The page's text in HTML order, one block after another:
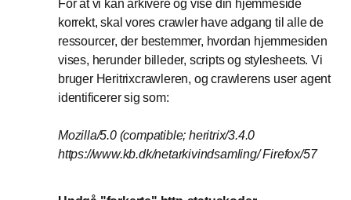
For at vi kan arkivere og vise din hjemmeside
korrekt, skal vores crawler have adgang til alle de
ressourcer, der bestemmer, hvordan hjemmesiden
vises, herunder billeder, scripts og stylesheets. Vi
bruger Heritrixcrawleren, og crawlerens user agent
identificerer sig som:
Mozilla/5.0 (compatible; heritrix/3.4.0
https://www.kb.dk/netarkivindsamling/ Firefox/57